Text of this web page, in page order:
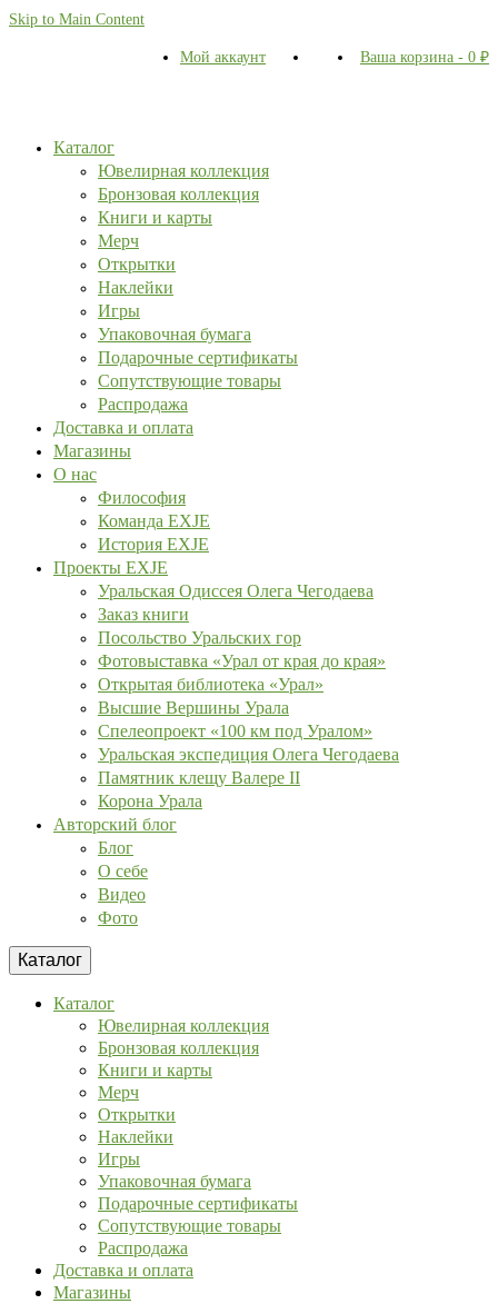
Skip to Main Content
Мой аккаунт Ваша корзина - 0 ₽
Каталог
Ювелирная коллекция
Бронзовая коллекция
Книги и карты
Мерч
Открытки
Наклейки
Игры
Упаковочная бумага
Подарочные сертификаты
Сопутствующие товары
Распродажа
Доставка и оплата
Магазины
О нас
Философия
Команда EXJE
История EXJE
Проекты EXJE
Уральская Одиссея Олега Чегодаева
Заказ книги
Посольство Уральских гор
Фотовыставка «Урал от края до края»
Открытая библиотека «Урал»
Высшие Вершины Урала
Спелеопроект «100 км под Уралом»
Уральская экспедиция Олега Чегодаева
Памятник клещу Валере II
Корона Урала
Авторский блог
Блог
О себе
Видео
Фото
Каталог
Каталог
Ювелирная коллекция
Бронзовая коллекция
Книги и карты
Мерч
Открытки
Наклейки
Игры
Упаковочная бумага
Подарочные сертификаты
Сопутствующие товары
Распродажа
Доставка и оплата
Магазины